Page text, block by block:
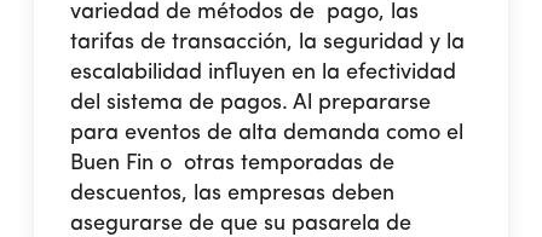
variedad de métodos de pago, las
tarifas de transacción, la seguridad y la
escalabilidad influyen en la efectividad
del sistema de pagos. Al prepararse
para eventos de alta demanda como el
Buen Fin o otras temporadas de
descuentos, las empresas deben
asegurarse de que su pasarela de